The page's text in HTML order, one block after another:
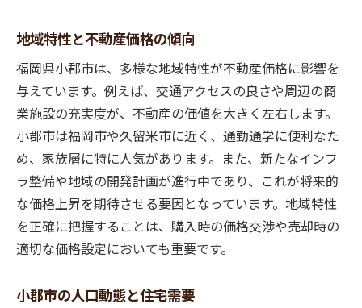
口コミやレビューの活用法
地元密着型のサービスのメリット
契約前の不動産会社とのコミュニケーショ
ン
不動産会社の専門性と取扱物件の幅
訪問時に確認すべきポイント
小郡市の不動産会社が提供する地域情報の活用
法
地域情報の収集法とその重要性
地域の教育施設と治安情報
地域特性と不動産価格の傾向
福岡県小郡市は、多様な地域特性が不動産価格に影響を
与えています。例えば、交通アクセスの良さや周辺の商
業施設の充実度が、不動産の価値を大きく左右します。
小郡市は福岡市や久留米市に近く、通勤通学に便利なた
め、家族層に特に人気があります。また、新たなインフ
ラ整備や地域の開発計画が進行中であり、これが将来的
な価格上昇を期待させる要因となっています。地域特性
を正確に把握することは、購入時の価格交渉や売却時の
適切な価格設定においても重要です。
小郡市の人口動態と住宅需要